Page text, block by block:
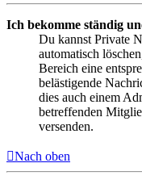
Ich bekomme ständig
Du kannst Private
automatisch
Bereich eine
belästigende
dies auch einem
betreffenden
versenden.
Nach oben